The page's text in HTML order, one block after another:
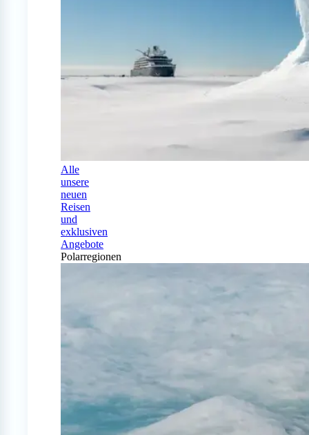
Alle
unsere
neuen
Reisen
und
exklusiven
Angebote
Polarregionen